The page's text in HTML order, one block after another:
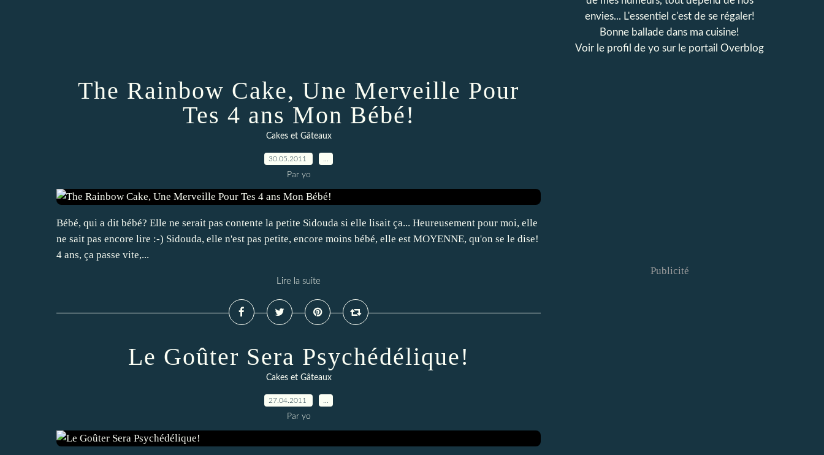
The Rainbow Cake, Une Merveille Pour
Tes 4 ans Mon Bébé!
Cakes et Gâteaux
30.05.2011
Par yo
Bébé, qui a dit bébé? Elle ne serait pas contente la petite Sidouda si elle lisait ça... Heureusement pour moi, elle
ne sait pas encore lire :-) Sidouda, elle n'est pas petite, encore moins bébé, elle est MOYENNE, qu'on se le dise!
4 ans, ça passe vite,...
Lire la suite
Le Goûter Sera Psychédélique!
Cakes et Gâteaux
27.04.2011
Par yo
envies... L'essentiel c'est de se régaler!
Bonne ballade dans ma cuisine!
Voir le profil de yo sur le portail Overblog
Publicité